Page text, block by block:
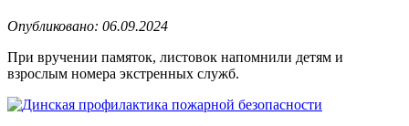
Опубликовано: 06.09.2024
При вручении памяток, листовок напомнили детям и
взрослым номера экстренных служб.